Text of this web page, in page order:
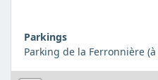
Parkings
Parking de la Ferronnière